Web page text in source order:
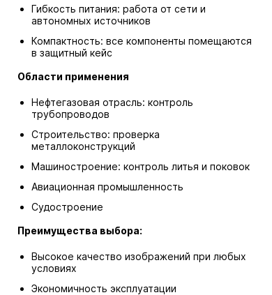
Гибкость питания: работа от сети и
автономных источников
Компактность: все компоненты помещаются
в защитный кейс
Области применения
Нефтегазовая отрасль: контроль
трубопроводов
Строительство: проверка
металлоконструкций
Машиностроение: контроль литья и поковок
Авиационная промышленность
Судостроение
Преимущества выбора:
Высокое качество изображений при любых
условиях
Экономичность эксплуатации